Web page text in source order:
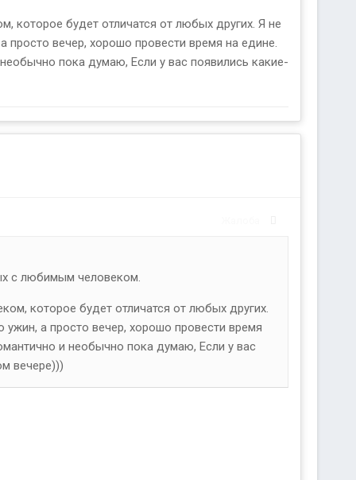
которое будет отличатся от любых других. Я не
просто вечер, хорошо провести время на едине.
пока думаю, Если у вас появились какие-
с любимым человеком.
которое будет отличатся от любых других.
ужин, а просто вечер, хорошо провести время
и необычно пока думаю, Если у вас
вечере)))